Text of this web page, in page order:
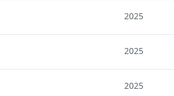
2025
2025
2025